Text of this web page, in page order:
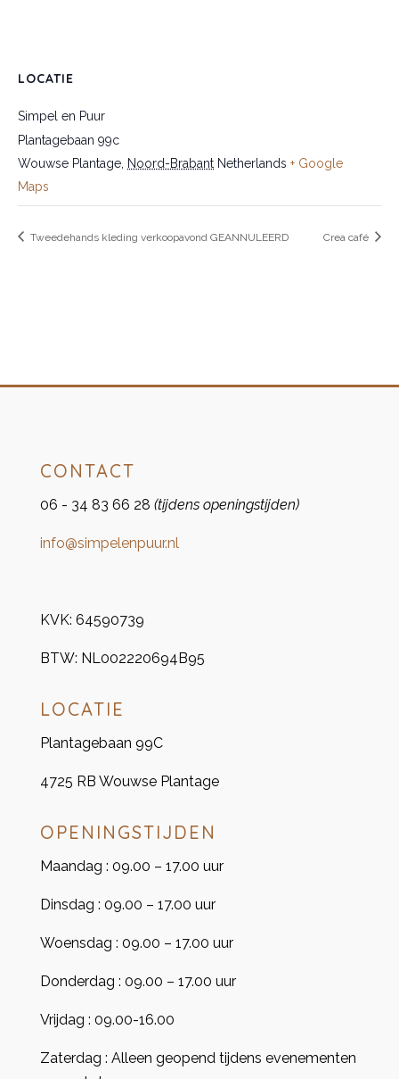
LOCATIE
Simpel en Puur
Plantagebaan 99c
Wouwse Plantage Noord-Brabant Netherlands + Google
Maps
Tweedehands kleding verkoopavond GEANNULEERD Crea café
CONTACT
06 - 34 83 66 28 (tijdens openingstijden)
info@simpelenpuur.nl
KVK: 64590739
BTW: NL002220694B95
LOCATIE
Plantagebaan 99C
4725 RB Wouwse Plantage
OPENINGSTIJDEN
Maandag : 09.00 – 17.00 uur
Dinsdag : 09.00 – 17.00 uur
Woensdag : 09.00 – 17.00 uur
Donderdag : 09.00 – 17.00 uur
Vrijdag : 09.00-16.00
Zaterdag : Alleen geopend tijdens evenementen